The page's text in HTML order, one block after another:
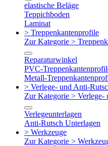
elastische Beläge
Teppichboden
Laminat
> Treppenkantenprofile
Zur Kategorie >
Reparaturwinkel
PVC-
Metall-
> Verlege- und Anti-
Zur Kategorie > Verlege-
Verlegeunterlagen
Anti-Rutsch Unterlagen
> Werkzeuge
Zur Kategorie >